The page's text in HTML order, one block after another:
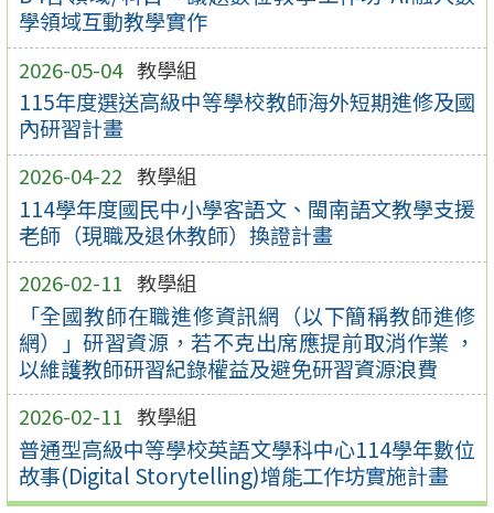
學領域互動教學實作
2026-05-04 教學組
115年度選送高級中等學校教師海外短期進修及國
內研習計畫
2026-04-22 教學組
114學年度國民中小學客語文、閩南語文教學支援
老師（現職及退休教師）換證計畫
2026-02-11 教學組
「全國教師在職進修資訊網（以下簡稱教師進修
網）」研習資源，若不克出席應提前取消作業 ，
以維護教師研習紀錄權益及避免研習資源浪費
2026-02-11 教學組
普通型高級中等學校英語文學科中心114學年數位
故事(Digital Storytelling)增能工作坊實施計畫